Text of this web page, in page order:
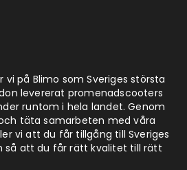
vi på Blimo som Sveriges största
levererat promenadscooters
runtom i hela landet. Genom
täta samarbeten med våra
vi att du får tillgång till Sveriges
så att du får rätt kvalitet till rätt